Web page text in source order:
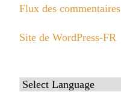
Flux des commentaires
Site de WordPress-FR